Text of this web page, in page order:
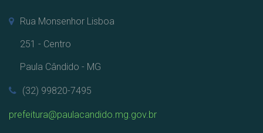
Rua Monsenhor Lisboa
251 - Centro
Paula Cândido - MG
(32) 99820-7495
prefeitura@paulacandido.mg.gov.br